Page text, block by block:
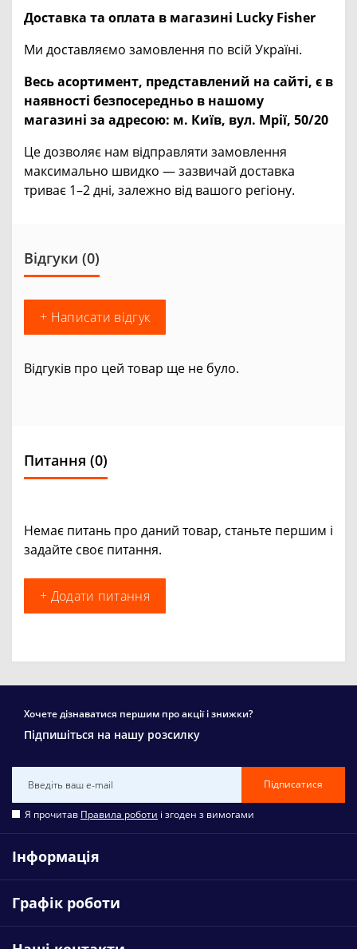
Доставка та оплата в магазині Lucky Fisher
Ми доставляємо замовлення по всій Україні.
Весь асортимент, представлений на сайті, є в
наявності безпосередньо в нашому
магазині за адресою: м. Київ, вул. Мрії, 50/20
Це дозволяє нам відправляти замовлення
максимально швидко — зазвичай доставка
триває 1–2 дні, залежно від вашого регіону.
Відгуки (0)
+ Написати відгук
Відгуків про цей товар ще не було.
Питання (0)
Немає питань про даний товар, станьте першим і
задайте своє питання.
+ Додати питання
Хочете дізнаватися першим про акції і знижки?
Підпишіться на нашу розсилку
Підписатися
Я прочитав Правила роботи і згоден з вимогами
Інформація
Графік роботи